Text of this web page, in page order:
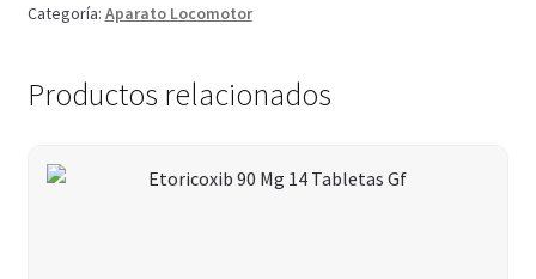
Categoría: Aparato Locomotor
Productos relacionados